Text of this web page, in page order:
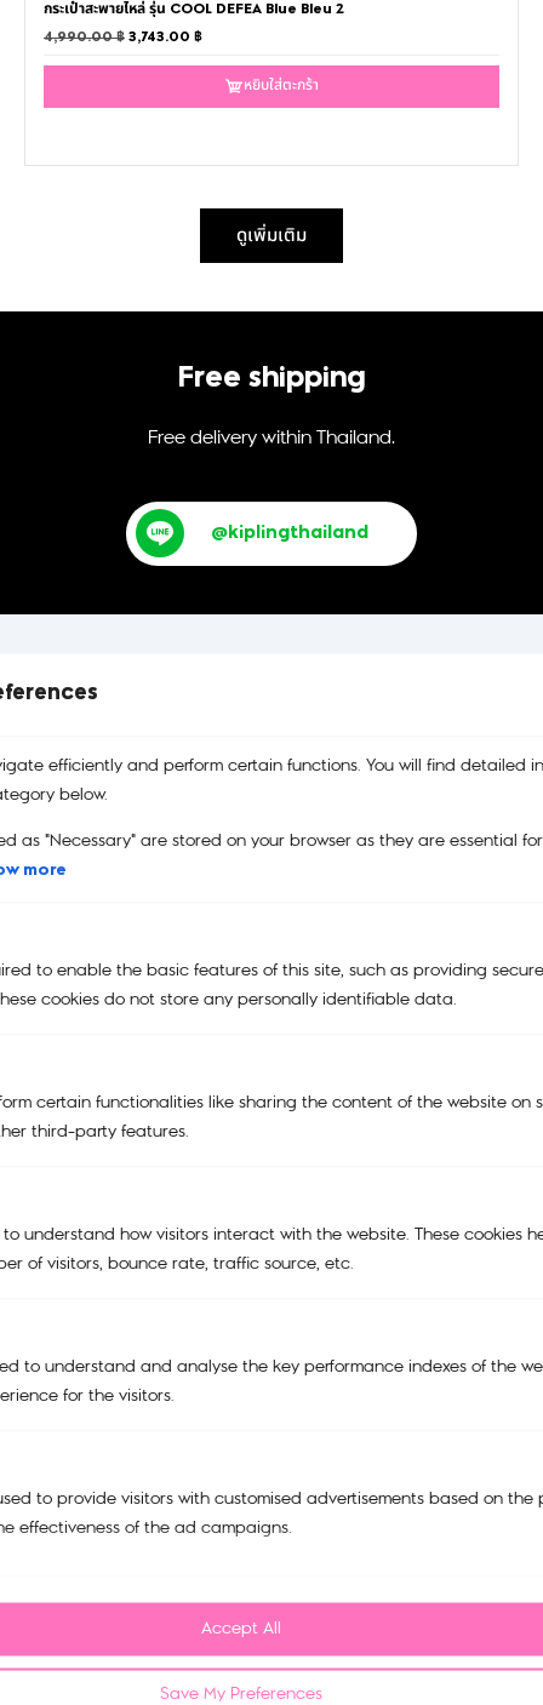
efficiently and perform certain functions. You will find detailed
below.
as "Necessary" are stored on your browser as they are essential
more
to enable the basic features of this site, such as providing
cookies do not store any personally identifiable data.
certain functionalities like sharing the content of the website on
third-party features.
understand how visitors interact with the website. These cookies
of visitors, bounce rate, traffic source, etc.
to understand and analyse the key performance indexes of the
for the visitors.
to provide visitors with customised advertisements based on the
effectiveness of the ad campaigns.
Save My Preferences
Accept All
กระเป๋าสะพายไหล่ รุ่น COOL DEFEA Blue Bleu 2
4,990.00฿ 3,743.00 ฿
หยิบใส่ตะกร้า
ดูเพิ่มเติม
Free shipping
Free delivery within Thailand.
@kiplingthailand
เปลี่ยนและคืนสินค้าได้ง่าย
รับประกันสินค้าของแท้
คูปองส่วนลด
KIPLING | SMILEY®
BAGS
ACCESSORIES
SALE
Cart
Refund and Return Policy
Privacy Policy
Contact us
บริษัท มณียาคอนเซพทส์ จำกัด
518/5 ตึกมณียาเซ็นเตอร์ชั้น 15